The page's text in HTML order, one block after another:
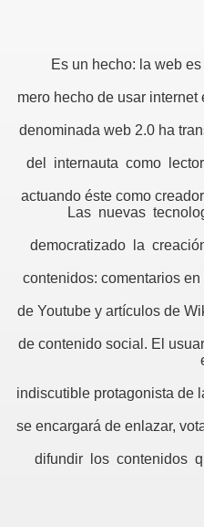
Es un hecho: la web
mero hecho de usar
denominada web 2.0 ha
del internauta como
actuando éste como
Las nuevas
democratizado la
contenidos: comentarios
de Youtube y artículos de
de contenido social. El
indiscutible protagonista de
se encargará de enlazar,
difundir los contenidos